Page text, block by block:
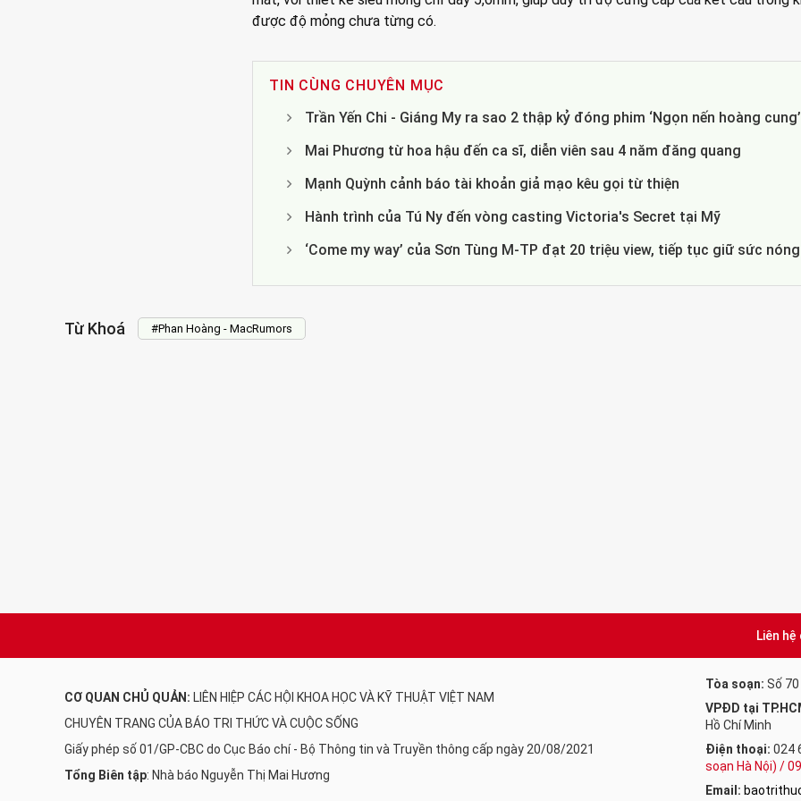
được độ mỏng chưa từng có.
TIN CÙNG CHUYÊN MỤC
Trần Yến Chi - Giáng My ra sao 2 thập kỷ đóng phim ‘Ngọn nến hoàng
Mai Phương từ hoa hậu đến ca sĩ, diễn viên sau 4 năm đăng quang
Mạnh Quỳnh cảnh báo tài khoản giả mạo kêu gọi từ thiện
Hành trình của Tú Ny đến vòng casting Victoria's Secret tại Mỹ
‘Come my way’ của Sơn Tùng M-TP đạt 20 triệu view, tiếp tục giữ sức nóng
Từ Khoá #Phan Hoàng - MacRumors
Liên
CƠ QUAN CHỦ QUẢN: LIÊN HIỆP CÁC HỘI KHOA HỌC VÀ KỸ THUẬT VIỆT NAM
CHUYÊN TRANG CỦA BÁO TRI THỨC VÀ CUỘC SỐNG
Giấy phép số 01/GP-CBC do Cục Báo chí - Bộ Thông tin và Truyền thông cấp ngày 20/08/2021
Tổng Biên tập: Nhà báo Nguyễn Thị Mai Hương
Tòa soạn: Số
VPĐD tại
Hồ Chí Minh
Điện thoại: 024
soạn Hà Nội) /
Email: